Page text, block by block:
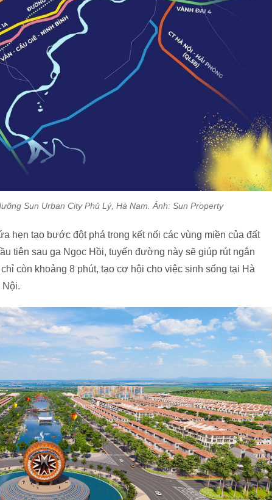
Sun Urban City Phủ Lý, Hà Nam. Ảnh: Sun Property
hẹn tạo bước đột phá trong kết nối các vùng miền của đất
tiên sau ga Ngọc Hồi, tuyến đường này sẽ giúp rút ngắn
còn khoảng 8 phút, tạo cơ hội cho việc sinh sống tại Hà
Nội.